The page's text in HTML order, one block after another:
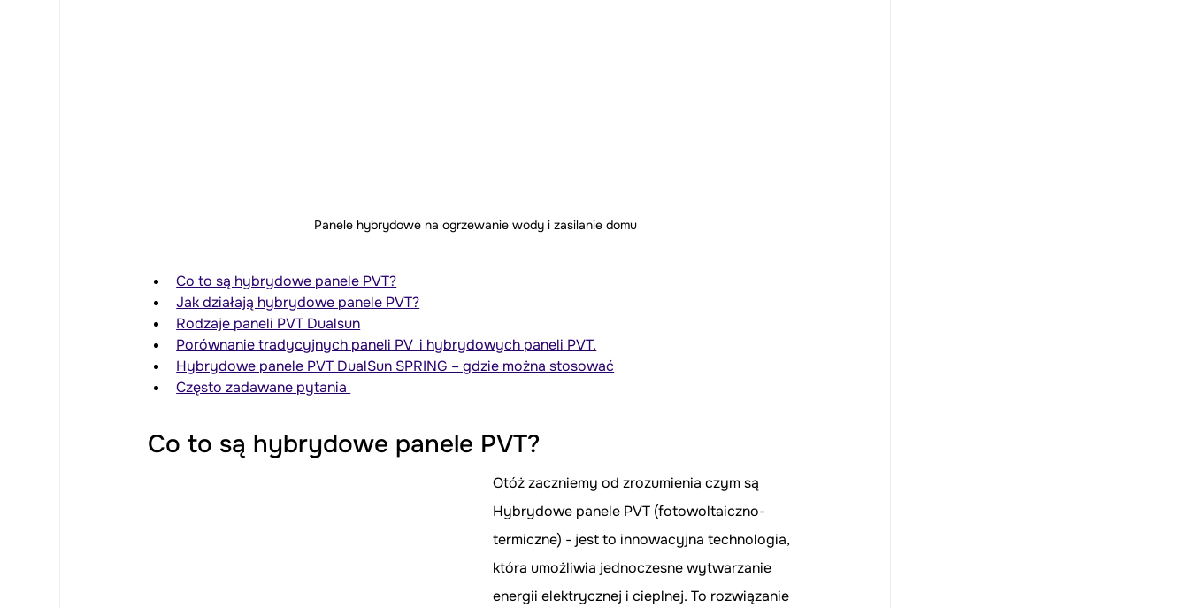
Panele hybrydowe na ogrzewanie wody i zasilanie domu
Co to są hybrydowe panele PVT?
Jak działają hybrydowe panele PVT?
Rodzaje paneli PVT Dualsun
Porównanie tradycyjnych paneli PV  i hybrydowych paneli PVT.
Hybrydowe panele PVT DualSun SPRING – gdzie można stosować
Często zadawane pytania
Co to są hybrydowe panele PVT?
Otóż zaczniemy od zrozumienia czym są
Hybrydowe panele PVT (fotowoltaiczno-
termiczne) - jest to innowacyjna technologia,
która umożliwia jednoczesne wytwarzanie
energii elektrycznej i cieplnej. To rozwiązanie